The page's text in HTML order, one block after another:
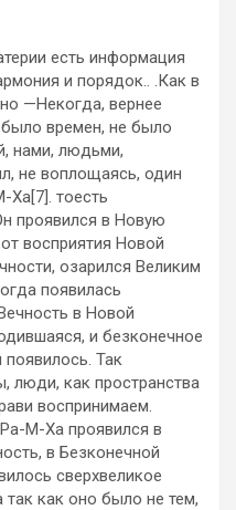
есть информация
и порядок.. .Как в
—Некогда, вернее
времен, не было
нами, людьми,
не воплощаясь, один
Ха[7]. тоесть
проявился в Новую
восприятия Новой
озарился Великим
появилась
в Новой
и безконечное
появилось. Так
люди, как пространства
воспринимаем.
М-Ха проявился в
в Безконечной
сверхвеликое
как оно было не тем,